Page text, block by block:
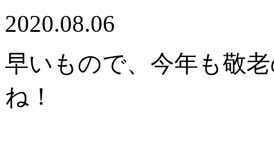
2020.08.06
早いもので、今年も敬
ね！